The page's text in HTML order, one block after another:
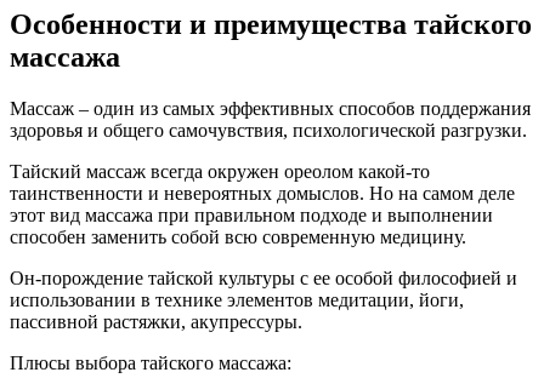
Особенности и преимущества тайского
массажа
Массаж – один из самых эффективных способов поддержания
здоровья и общего самочувствия, психологической разгрузки.
Тайский массаж всегда окружен ореолом какой-то
таинственности и невероятных домыслов. Но на самом деле
этот вид массажа при правильном подходе и выполнении
способен заменить собой всю современную медицину.
Он-порождение тайской культуры с ее особой философией и
использовании в технике элементов медитации, йоги,
пассивной растяжки, акупрессуры.
Плюсы выбора тайского массажа: